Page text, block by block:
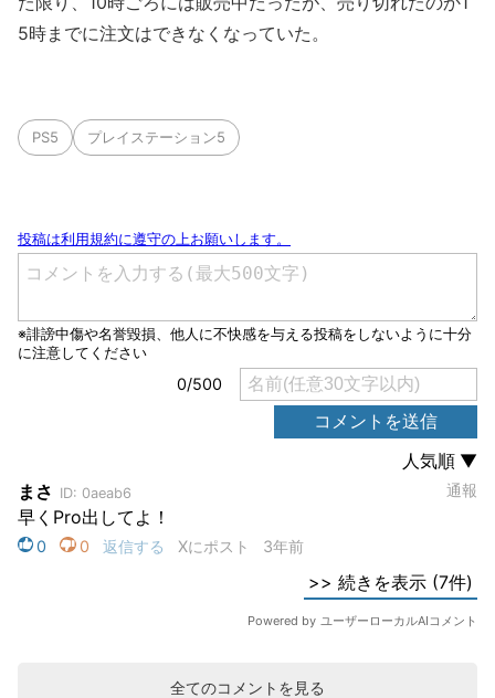
5時までに注文はできなくなっていた。
PS5 プレイステーション5
全てのコメントを見る